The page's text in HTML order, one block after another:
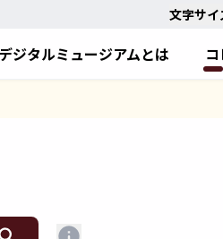
文字サイ
ジタルミュージアムとは